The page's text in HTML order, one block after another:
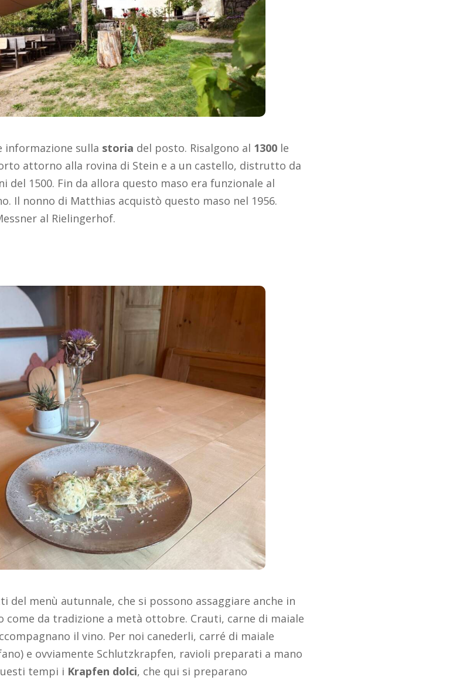
informazione sulla storia del posto. Risalgono al 1300le
attorno alla rovina di Stein e a un castello, distrutto da
1500. Fin da allora questo maso era funzionale al
Il nonno di Matthias acquistò questo maso nel 1956.
al Rielingerhof.
menù autunnale, che si possono assaggiare anche in
come da tradizione a metà ottobre. Crauti, carne di maiale
il vino. Per noi canederli, carré di maiale
e ovviamente Schlutzkrapfen, ravioli preparati a mano
tempi i Krapfen dolci, che qui si preparano